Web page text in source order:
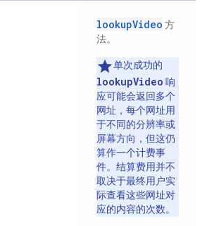
lookupVideo 方
法。
单次成功的
lookupVideo 响
应可能会返回多个
网址，每个网址用
于不同的分辨率或
屏幕方向，但这仍
算作一个计费事
件。结算费用并不
取决于最终用户实
际查看这些网址对
应的内容的次数。